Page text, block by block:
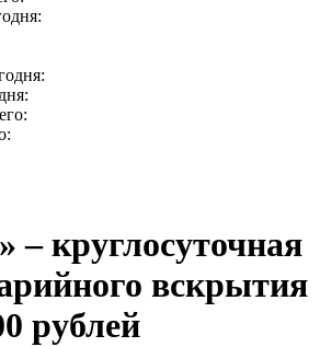
– круглосуточная
вскрытия
рублей